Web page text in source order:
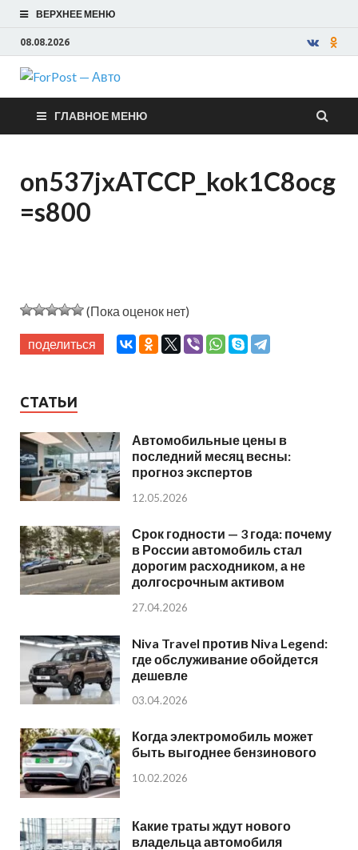
ВЕРХНЕЕ МЕНЮ
08.08.2026
ForPost —
Авто
ГЛАВНОЕ МЕНЮ
on537jxATCCP_kok1C8ocg
=s800
(Пока оценок нет)
поделиться
СТАТЬИ
Автомобильные цены в
последний месяц весны:
прогноз экспертов
12.05.2026
Срок годности — 3 года: почему
в России автомобиль стал
дорогим расходником, а не
долгосрочным активом
27.04.2026
Niva Travel против Niva Legend:
где обслуживание обойдется
дешевле
03.04.2026
Когда электромобиль может
быть выгоднее бензинового
10.02.2026
Какие траты ждут нового
владельца автомобиля